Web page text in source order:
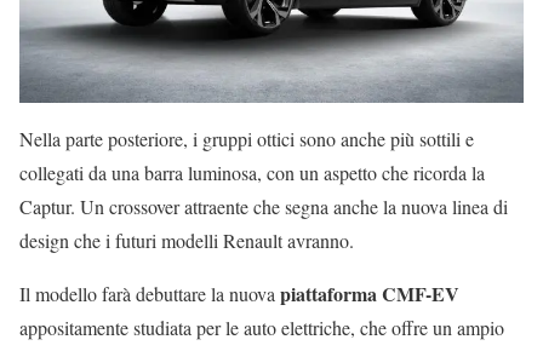
Nella parte posteriore, i gruppi ottici sono anche più sottili e
collegati da una barra luminosa, con un aspetto che ricorda la
Captur. Un crossover attraente che segna anche la nuova linea di
design che i futuri modelli Renault avranno.
Il modello farà debuttare la nuovapiattaforma CMF-EV
appositamente studiata per le auto elettriche, che offre un ampio